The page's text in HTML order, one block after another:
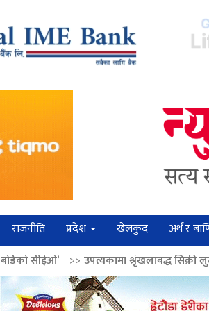
राजनीति प्रदेश खेलकुद अर्थ र
उपत्यकामा श्रृंखलाबद्ध सिक्री लुट्ने ‘कर्मा समूह’का